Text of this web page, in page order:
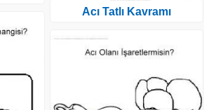
Acı Tatlı Kavramı